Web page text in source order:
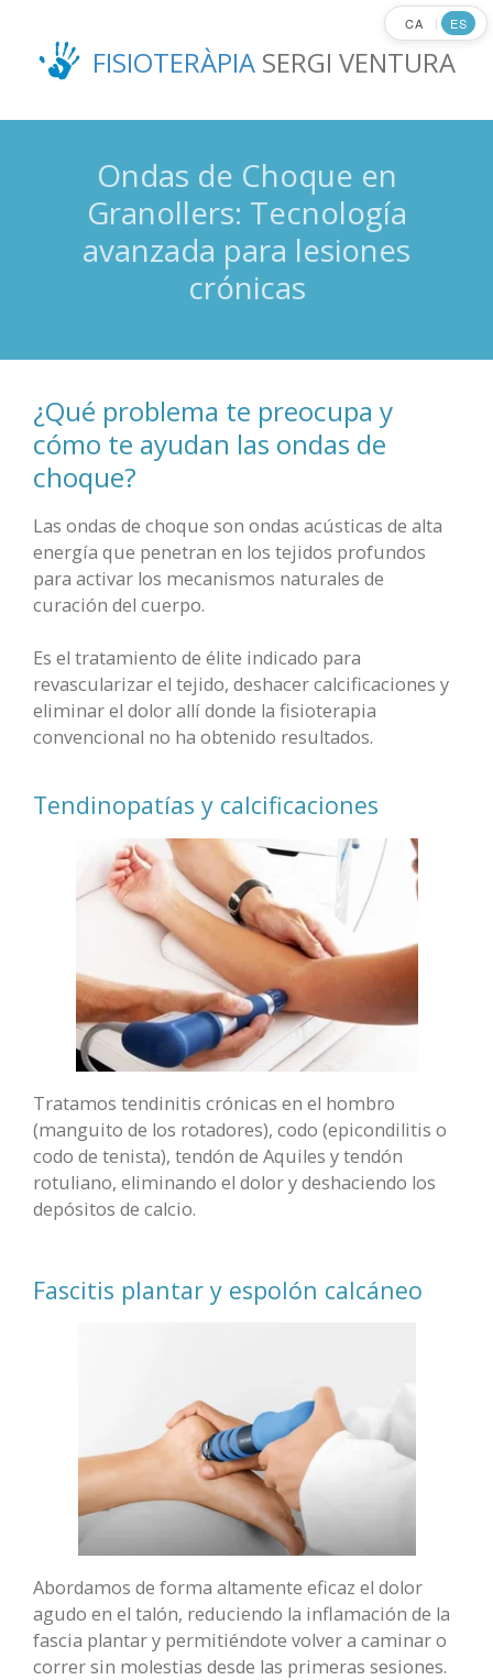
contenido FISIOTERÀPIA SERGI VENTURA
Ondas de Choque en
Granollers: Tecnología
avanzada para lesiones
crónicas
CA | ES
¿Qué problema te preocupa y
cómo te ayudan las ondas de
choque?
Las ondas de choque son ondas acústicas de alta
energía que penetran en los tejidos profundos
para activar los mecanismos naturales de
curación del cuerpo.
Es el tratamiento de élite indicado para
revascularizar el tejido, deshacer calcificaciones y
eliminar el dolor allí donde la fisioterapia
convencional no ha obtenido resultados.
Tendinopatías y calcificaciones
Tratamos tendinitis crónicas en el hombro
(manguito de los rotadores), codo (epicondilitis o
codo de tenista), tendón de Aquiles y tendón
rotuliano, eliminando el dolor y deshaciendo los
depósitos de calcio.
Fascitis plantar y espolón calcáneo
Abordamos de forma altamente eficaz el dolor
agudo en el talón, reduciendo la inflamación de la
fascia plantar y permitiéndote volver a caminar o
correr sin molestias desde las primeras sesiones.